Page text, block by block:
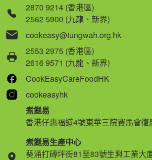
2870 9214 (香港區)
2562 5900 (九龍、新界)
cookeasy@tungwah.org.hk
2553 2975 (香港區)
2616 9571 (九龍、新界)
CookEasyCareFoodHK
cookeasyhk
煮餸易
香港仔惠福道4號東華三院賽馬會
煮餸易生產中心
葵涌打磚坪街81至83號生興工業大